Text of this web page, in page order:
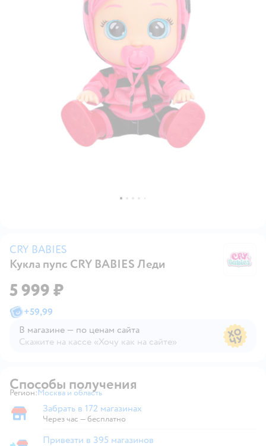
CRY BABIES
Кукла пупс CRY BABIES Леди
5 999 ₽
+59,99
В магазине — по ценам сайта
Скажите на кассе «Хочу как на сайте»
Способы получения
Регион: Выбор адреса доставки.
Москва и область
Забрать в магазине
Забрать в 172 магазинах
Через час — бесплатно
Привезти в 395 магазинов